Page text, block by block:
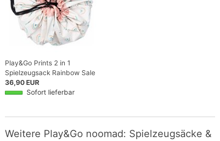
Play&Go Prints 2 in 1
Spielzeugsack Rainbow Sale
36,90 EUR
Sofort lieferbar
Weitere Play&Go noomad: Spielzeugsäcke &